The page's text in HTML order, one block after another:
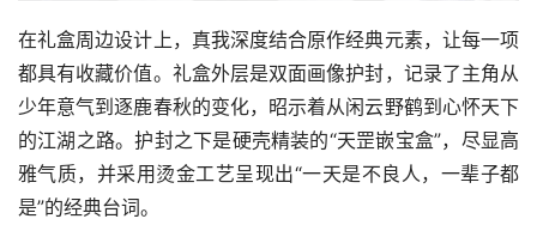
在礼盒周边设计上，真我深度结合原作经典元素，让每一项
都具有收藏价值。礼盒外层是双面画像护封，记录了主角从
少年意气到逐鹿春秋的变化，昭示着从闲云野鹤到心怀天下
的江湖之路。护封之下是硬壳精装的“天罡嵌宝盒”，尽显高
雅气质，并采用烫金工艺呈现出“一天是不良人，一辈子都
是”的经典台词。